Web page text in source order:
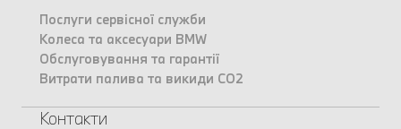
Послуги сервісної служби
Колеса та аксесуари BMW
Обслуговування та гарантії
Витрати палива та викиди CO2
Контакти